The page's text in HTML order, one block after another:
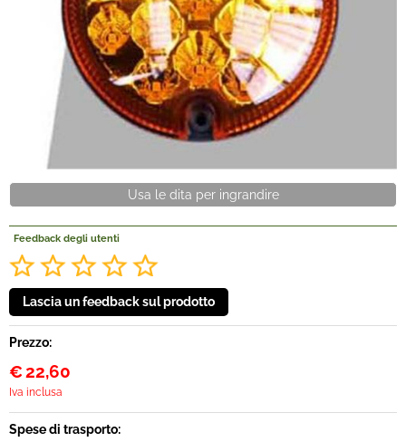
Nautica
Offerte Del mese
Fineserie e Occasioni
La nostra Officina
Veicoli Pronta consegna
Lavora Con Noi
Usa le dita per ingrandire
Feedback degli utenti
Prezzo:
€22,60
Iva inclusa
Spese di trasporto: